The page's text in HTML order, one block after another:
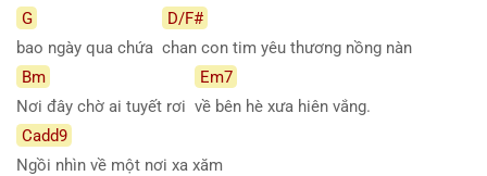
G
bao ngày qua chứa
D/F#
chan con tim yêu thương nồng nàn
Bm
Nơi đây chờ ai tuyết rơi
Em7
về bên hè xưa hiên vắng.
Cadd9
Ngồi nhìn về một nơi xa xăm